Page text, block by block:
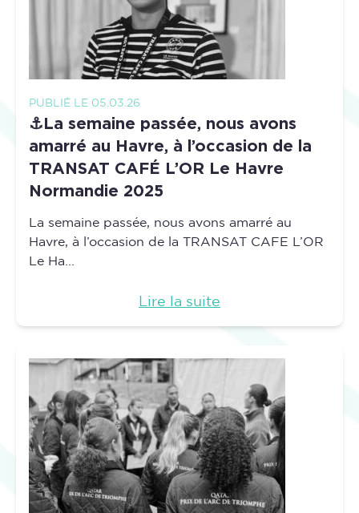
PUBLIÉ LE 05.03.26
⚓La semaine passée, nous avons
amarré au Havre, à l’occasion de la
TRANSAT CAFÉ L’OR Le Havre
Normandie 2025
La semaine passée, nous avons amarré au
Havre, à l’occasion de la TRANSAT CAFE L’OR
Le Ha...
Lire la suite